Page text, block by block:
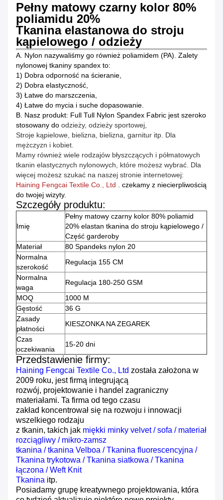
Pełny matowy czarny kolor 80%
poliamidu 20%
Tkanina elastanowa do stroju
kąpielowego / odzieży
A. Nylon nazywaliśmy go również poliamidem (PA). Zalety
nylonowej tkaniny spandex to:
1) Dobra odporność na ścieranie,
2) Dobra elastyczność,
3) Łatwe do marszczenia,
4) Łatwe do mycia i suche dopasowanie.
B. Nasz produkt: Full Tull Nylon Spandex Fabric jest szeroko
stosowany do odzieży, odzieży sportowej,
Stroje kąpielowe, bielizna, bielizna, garnitur itp. Dla
mężczyzn i kobiet.
Mamy również wiele rodzajów błyszczących i półmatowych
tkanin elastycznych nylonowych, które możesz wybrać. Dla
więcej możesz szukać na naszej stronie internetowej:
Haining Fengcai Textile Co., Ltd . czekamy z niecierpliwością
do twojej wizyty.
Szczegóły produktu:
Imię
Pełny matowy czarny kolor 80% poliamid
20% elastan tkanina do stroju kąpielowego /
Część garderoby
Materiał
80 Spandeks nylon 20
Normalna
szerokość
Regulacja 155 CM
Normalna
waga
Regulacja 180-250 GSM
MOQ
1000 M
Gęstość
36 G
Zasady
płatności
KIESZONKA NA ZEGAREK
Czas
oczekiwania
15-20 dni
Przedstawienie firmy:
Haining Fengcai Textile Co., Ltd została założona w
2009 roku, jest firmą integrującą
rozwój, projektowanie i handel zagraniczny
materiałami. Ta firma od tego czasu
zakład koncentrował się na rozwoju i innowacji
wszelkiego rodzaju
z tkanin, takich jak miękki minky velvet / sofa / materiał
rozciągliwy / mikro-zamsz
tkanina / tkanina Velboa / Tkanina fluorescencyjna /
Tkanina trykotowa / Tkanina siatkowa / Tkanina
łączona / Weft Knit
Tkanina itp.
Posiadamy grupę kreatywnego projektowania, która